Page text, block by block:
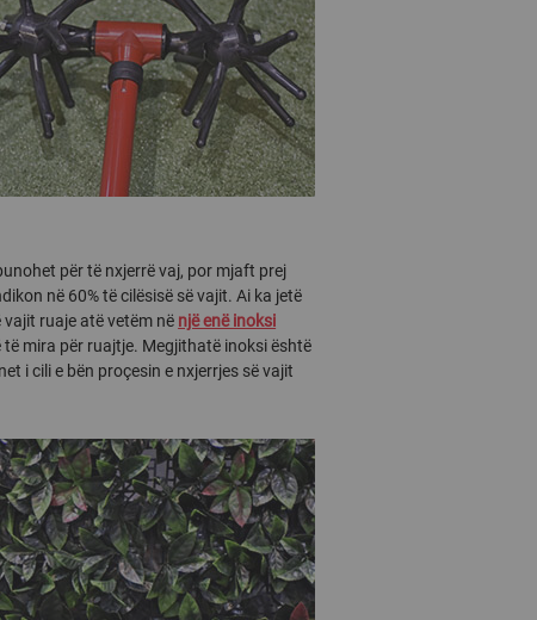
për të nxjerrë vaj, por mjaft prej
në 60% të cilësisë së vajit. Ai ka jetë
ruaje atë vetëm në një enë inoksi
mira për ruajtje. Megjithatë inoksi është
i cili e bën proçesin e nxjerrjes së vajit